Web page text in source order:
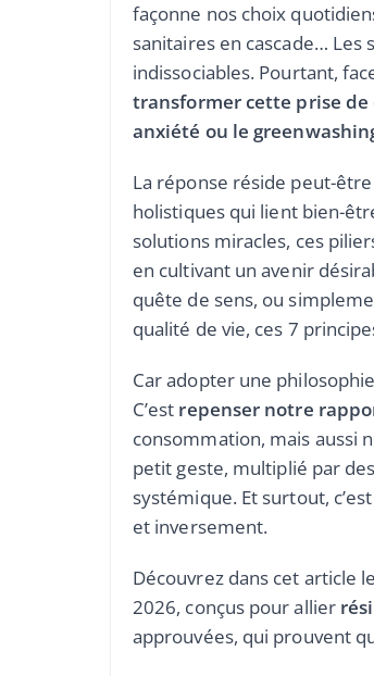
façonne nos choix
sanitaires en cascade… Les
indissociables. Pourtant,
transformer cette prise de
anxiété ou le
La réponse réside peut-
holistiques qui lient bien-
solutions miracles, ces
en cultivant un avenir
quête de sens, ou
qualité de vie, ces 7
Car adopter une
C’est repenser notre
consommation, mais aussi
petit geste, multiplié par
systémique. Et surtout,
et inversement.
Découvrez dans cet article
2026, conçus pour allier
approuvées, qui prouvent